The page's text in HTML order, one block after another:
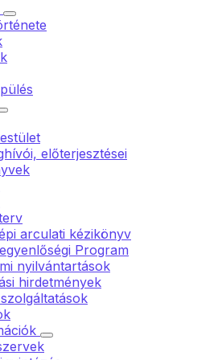
előterjesztései
arculati kézikönyv
Program
nyilvántartások
hirdetmények